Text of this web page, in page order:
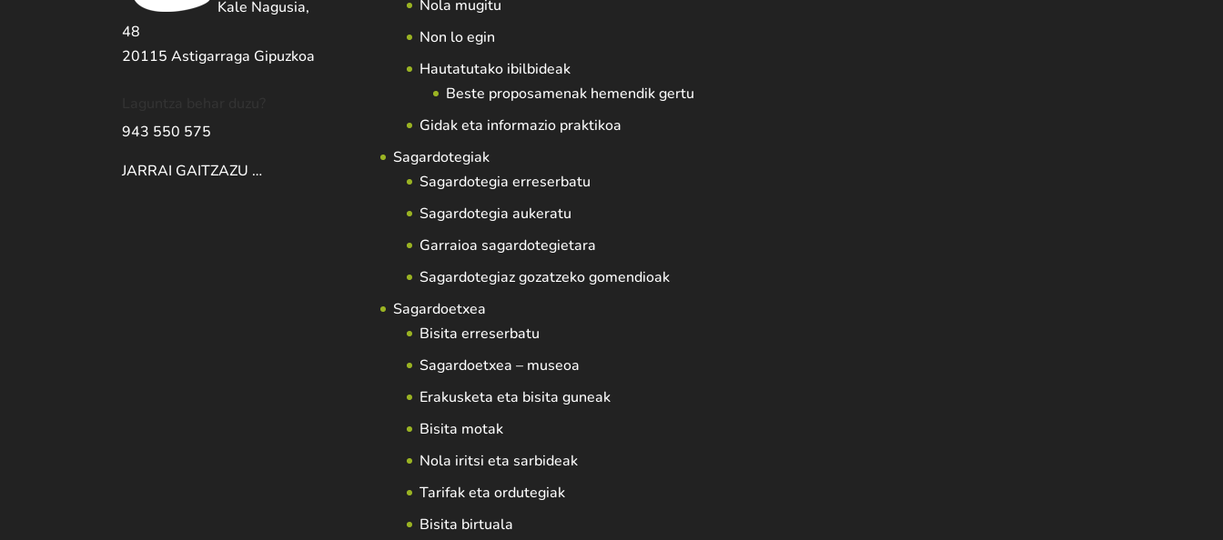
Kale Nagusia,
48
20115 Astigarraga Gipuzkoa
943 550 575
JARRAI GAITZAZU …
Nola mugitu
Non lo egin
Hautatutako ibilbideak
Beste proposamenak hemendik gertu
Gidak eta informazio praktikoa
Sagardotegiak
Sagardotegia erreserbatu
Sagardotegia aukeratu
Garraioa sagardotegietara
Sagardotegiaz gozatzeko gomendioak
Sagardoetxea
Bisita erreserbatu
Sagardoetxea – museoa
Erakusketa eta bisita guneak
Bisita motak
Nola iritsi eta sarbideak
Tarifak eta ordutegiak
Bisita birtuala